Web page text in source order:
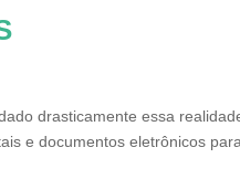
drasticamente essa
e documentos eletrônicos